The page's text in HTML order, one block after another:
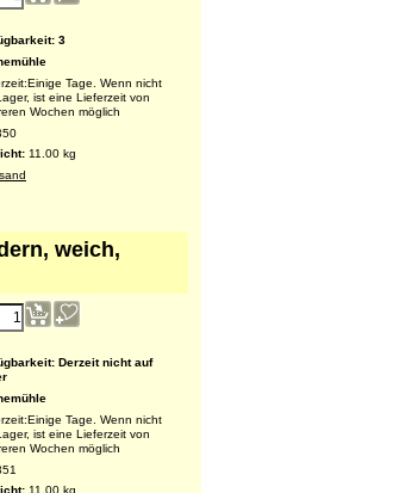
: 3
Einige Tage. Wenn nicht
ist eine Lieferzeit von
Wochen möglich
weich,
: Derzeit nicht auf
Einige Tage. Wenn nicht